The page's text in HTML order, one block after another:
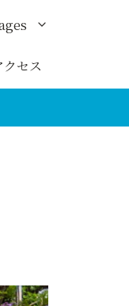
クセス